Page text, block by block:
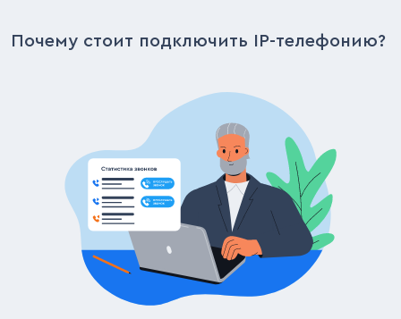
Почему стоит подключить IP-телефонию?
Отправить заявку